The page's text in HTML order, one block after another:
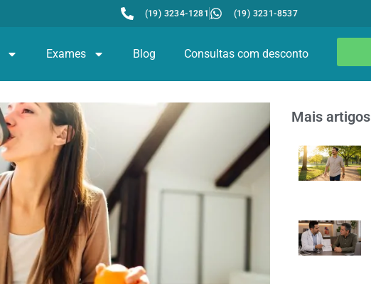
(19) 3234-1281 (19) 3231-8537
Exames Blog Consultas com desconto
Mais artigos